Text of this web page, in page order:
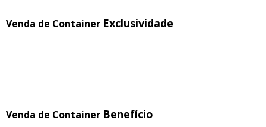
Venda de Container Exclusividade
Venda de Container Benefício